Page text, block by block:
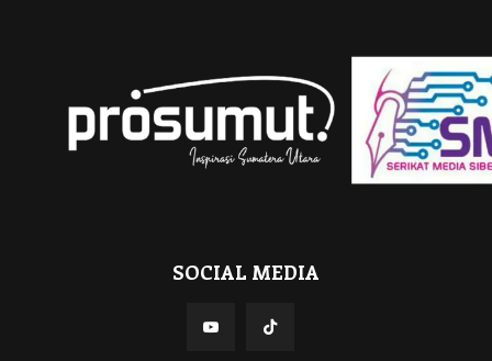
SOCIAL MEDIA